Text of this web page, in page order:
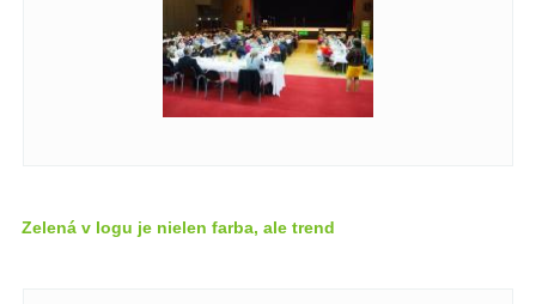
Zelená v logu je nielen farba, ale trend